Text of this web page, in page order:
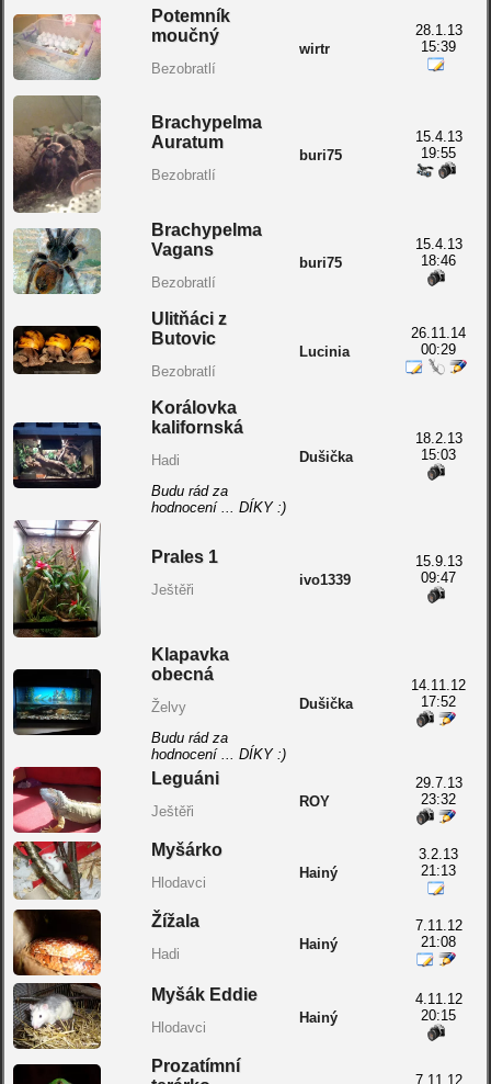
Potemník
moučný
Bezobratlí
wirtr
28.1.13
15:39
Brachypelma
Auratum
Bezobratlí
buri75
15.4.13
19:55
Brachypelma
Vagans
Bezobratlí
buri75
15.4.13
18:46
Ulitňáci z
Butovic
Bezobratlí
Lucinia
26.11.14
00:29
Korálovka
kalifornská
Hadi
Budu rád za
hodnocení ... DÍKY :)
Dušička
18.2.13
15:03
Prales 1
Ještěři
ivo1339
15.9.13
09:47
Klapavka
obecná
Želvy
Budu rád za
hodnocení ... DÍKY :)
Dušička
14.11.12
17:52
Leguáni
Ještěři
ROY
29.7.13
23:32
Myšárko
Hlodavci
Hainý
3.2.13
21:13
Žížala
Hadi
Hainý
7.11.12
21:08
Myšák Eddie
Hlodavci
Hainý
4.11.12
20:15
Prozatímní
7.11.12